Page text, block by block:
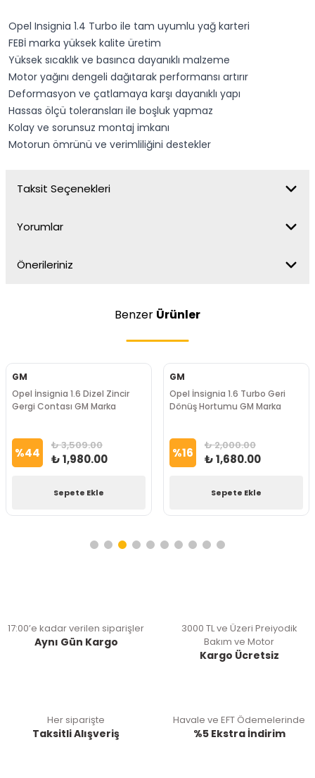
Opel Insignia 1.4 Turbo ile tam uyumlu yağ karteri
FEBİ marka yüksek kalite üretim
Yüksek sıcaklık ve basınca dayanıklı malzeme
Motor yağını dengeli dağıtarak performansı artırır
Deformasyon ve çatlamaya karşı dayanıklı yapı
Hassas ölçü toleransları ile boşluk yapmaz
Kolay ve sorunsuz montaj imkanı
Motorun ömrünü ve verimliliğini destekler
Taksit Seçenekleri
Yorumlar
Önerileriniz
Benzer Ürünler
GM
Opel İnsignia 1.6 Dizel Zincir
Gergi Contası GM Marka
%44 ₺ 3,509.00
₺ 1,980.00
Sepete Ekle
GM
Opel İnsignia 1.6 Turbo Geri
Dönüş Hortumu GM Marka
%16 ₺ 2,000.00
₺ 1,680.00
Sepete Ekle
17:00’e kadar verilen siparişler
Aynı Gün Kargo
3000 TL ve Üzeri Preiyodik
Bakım ve Motor
Kargo Ücretsiz
Her siparişte
Taksitli Alışveriş
Havale ve EFT Ödemelerinde
%5 Ekstra İndirim